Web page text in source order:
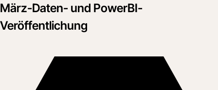
März-Daten- und PowerBI-
Veröffentlichung